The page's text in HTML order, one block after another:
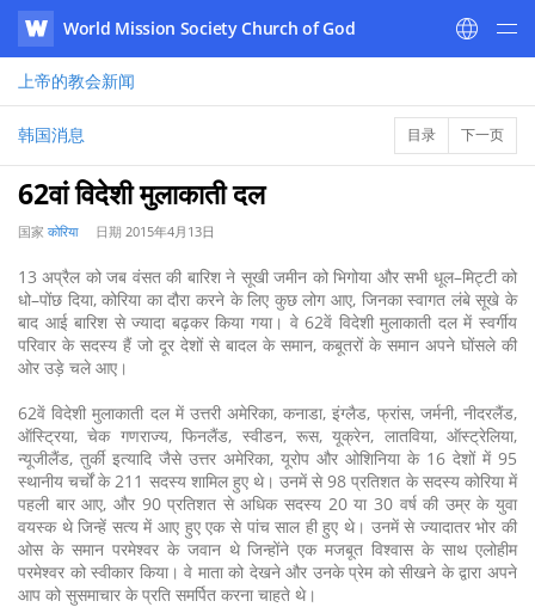
WATV
World Mission Society Church of God
上帝的教会新闻
韩国消息 目录 下一页
62वां विदेशी मुलाकाती दल
国家 कोरिया 日期 2015年4月13日
13 अप्रैल को जब वंसत की बारिश ने सूखी जमीन को भिगोया और सभी धूल–मिट्टी को
धो–पोंछ दिया, कोरिया का दौरा करने के लिए कुछ लोग आए, जिनका स्वागत लंबे सूखे के
बाद आई बारिश से ज्यादा बढ़कर किया गया। वे 62वें विदेशी मुलाकाती दल में स्वर्गीय
परिवार के सदस्य हैं जो दूर देशों से बादल के समान, कबूतरों के समान अपने घोंसले की
ओर उड़े चले आए।
62वें विदेशी मुलाकाती दल में उत्तरी अमेरिका, कनाडा, इंग्लैड, फ्रांस, जर्मनी, नीदरलैंड,
ऑस्ट्रिया, चेक गणराज्य, फिनलैंड, स्वीडन, रूस, यूक्रेन, लातविया, ऑस्ट्रेलिया,
न्यूजीलैंड, तुर्की इत्यादि जैसे उत्तर अमेरिका, यूरोप और ओशिनिया के 16 देशों में 95
स्थानीय चर्चों के 211 सदस्य शामिल हुए थे। उनमें से 98 प्रतिशत के सदस्य कोरिया में
पहली बार आए, और 90 प्रतिशत से अधिक सदस्य 20 या 30 वर्ष की उम्र के युवा
वयस्क थे जिन्हें सत्य में आए हुए एक से पांच साल ही हुए थे। उनमें से ज्यादातर भोर की
ओस के समान परमेश्वर के जवान थे जिन्होंने एक मजबूत विश्वास के साथ एलोहीम
परमेश्वर को स्वीकार किया। वे माता को देखने और उनके प्रेम को सीखने के द्वारा अपने
आप को सुसमाचार के प्रति समर्पित करना चाहते थे।